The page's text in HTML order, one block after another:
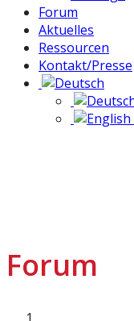
Forum
Aktuelles
Ressourcen
Kontakt/Presse
Forum